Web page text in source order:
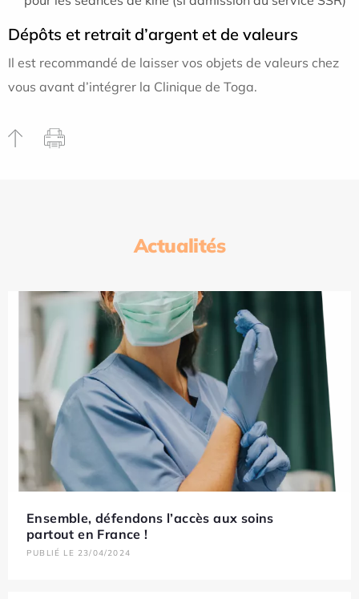
Dépôts et retrait d’argent et de valeurs
Il est recommandé de laisser vos objets de valeurs chez
vous avant d’intégrer la Clinique de Toga.
Actualités
Ensemble, défendons l’accès aux soins
partout en France !
PUBLIÉ LE 23/04/2024